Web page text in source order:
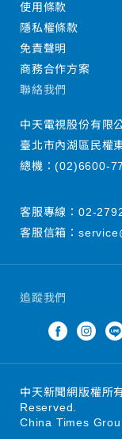
追蹤我們
使用條款
隱私權條款
免責聲明
商務合作方案
聯絡我們
中天電視股份有限
臺北市內湖區民權
總機：(02)6600-
客服專線： 02-
客服信箱：
中天新聞網版權
Reserved.
China Times